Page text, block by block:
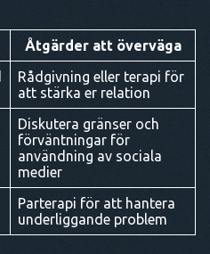
Åtgärder att överväga
Rådgivning eller terapi för
att stärka er relation
Diskutera gränser och
förväntningar för
användning av sociala
medier
Parterapi för att hantera
underliggande problem